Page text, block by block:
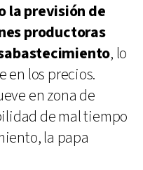
la previsión de
productoras
, lo
en los precios.
en zona de
de mal tiempo
la papa